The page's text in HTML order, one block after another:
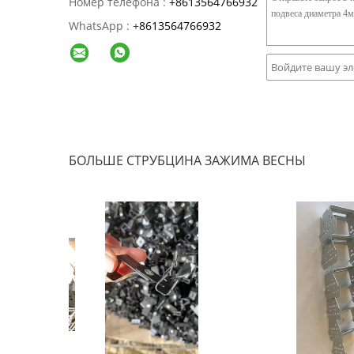
WhatsApp : +8613564766932
БОЛЬШЕ СТРУБЦИНА ЗАЖИМА ВЕСНЫ